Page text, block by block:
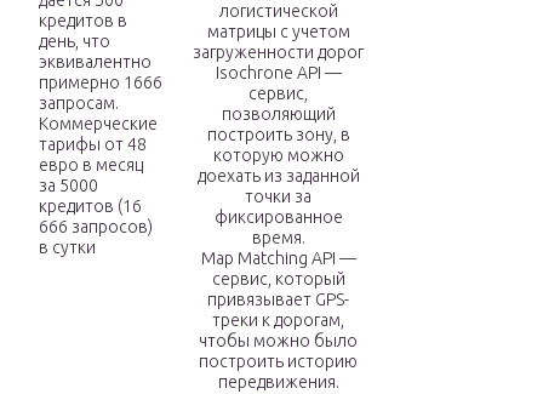
кредитов в
день, что
эквивалентно
примерно 1666
запросам.
Коммерческие
тарифы от 48
евро в месяц
за 5000
кредитов (16
666 запросов)
в сутки
логистической
матрицы с учетом
загруженности дорог
Isochrone API —
сервис,
позволяющий
построить зону, в
которую можно
доехать из заданной
точки за
фиксированное
время.
Map Matching API —
сервис, который
привязывает GPS-
треки к дорогам,
чтобы можно было
построить историю
передвижения.